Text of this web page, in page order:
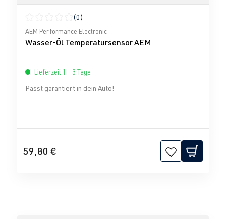
Durchschnittliche Bewertung von 0 von 5 Sternen
(0)
AEM Performance Electronic
Wasser-Öl Temperatursensor AEM
Lieferzeit 1 - 3 Tage
Passt garantiert in dein Auto!
59,80 €